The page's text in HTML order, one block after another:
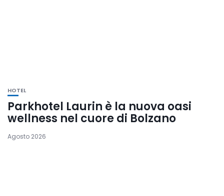
HOTEL
Parkhotel Laurin è la nuova oasi
wellness nel cuore di Bolzano
Agosto 2026